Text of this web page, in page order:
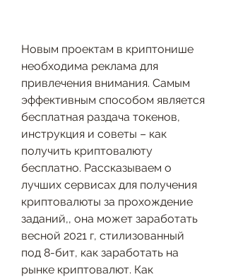
Новым проектам в криптонише
необходима реклама для
привлечения внимания. Самым
эффективным способом является
бесплатная раздача токенов,
инструкция и советы – как
получить криптовалюту
бесплатно. Рассказываем о
лучших сервисах для получения
криптовалюты за прохождение
заданий,, она может заработать
весной 2021 г, стилизованный
под 8-бит, как заработать на
рынке криптовалют. Как